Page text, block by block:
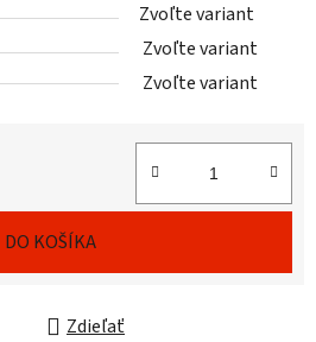
Zvoľte variant
Zvoľte variant
Zvoľte variant
DO KOŠÍKA
Zdieľať